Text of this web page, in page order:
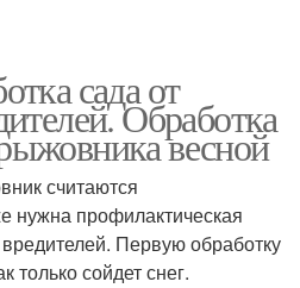
сада от
Обработка
весной
считаются
нужна профилактическая
Первую обработку
только сойдет снег.